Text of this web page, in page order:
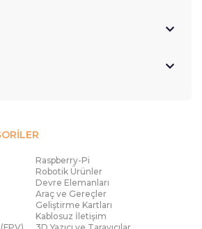
Raspberry-Pi
Robotik Ürünler
Devre Elemanları
Araç ve Gereçler
Geliştirme Kartları
Kablosuz İletişim